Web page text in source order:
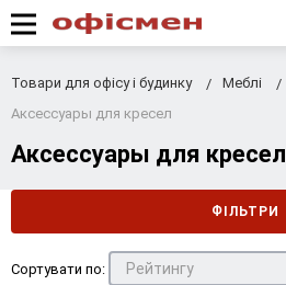
Товари для офісу і будинку Меблі
Аксессуары для кресел
Аксессуары для кресел
ФІЛЬТРИ
Сортувати по: